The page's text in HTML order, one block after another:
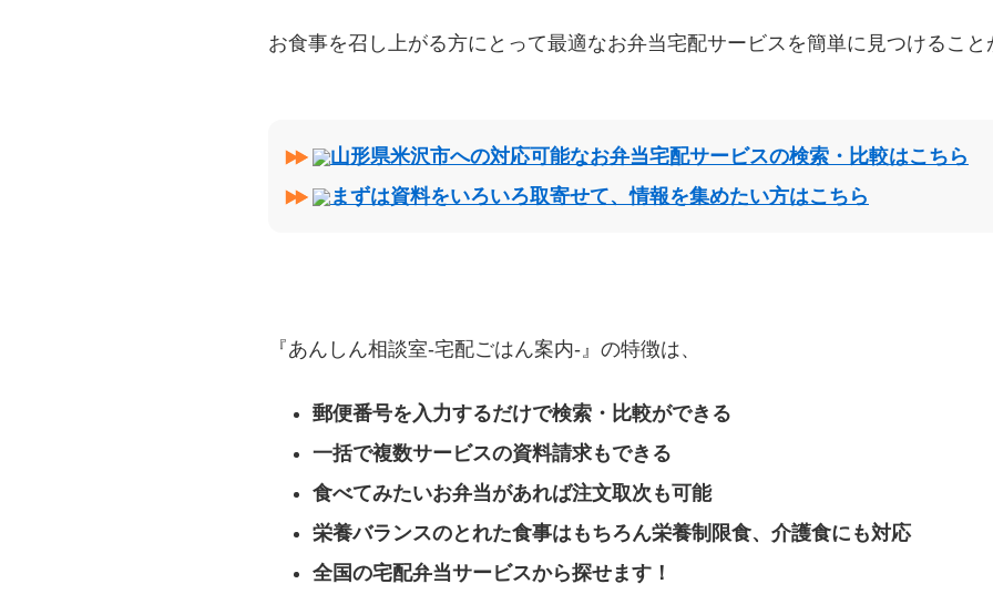
お食事を召し上がる方にとって最適なお弁当宅配サービスを簡単に見つけること
山形県米沢市への対応可能なお弁当宅配サービスの検索・比較はこちら
まずは資料をいろいろ取寄せて、情報を集めたい方はこちら
『あんしん相談室‐宅配ごはん案内‐』の特徴は、
郵便番号を入力するだけで検索・比較ができる
一括で複数サービスの資料請求もできる
食べてみたいお弁当があれば注文取次も可能
栄養バランスのとれた食事はもちろん栄養制限食、介護食にも対応
全国の宅配弁当サービスから探せます！